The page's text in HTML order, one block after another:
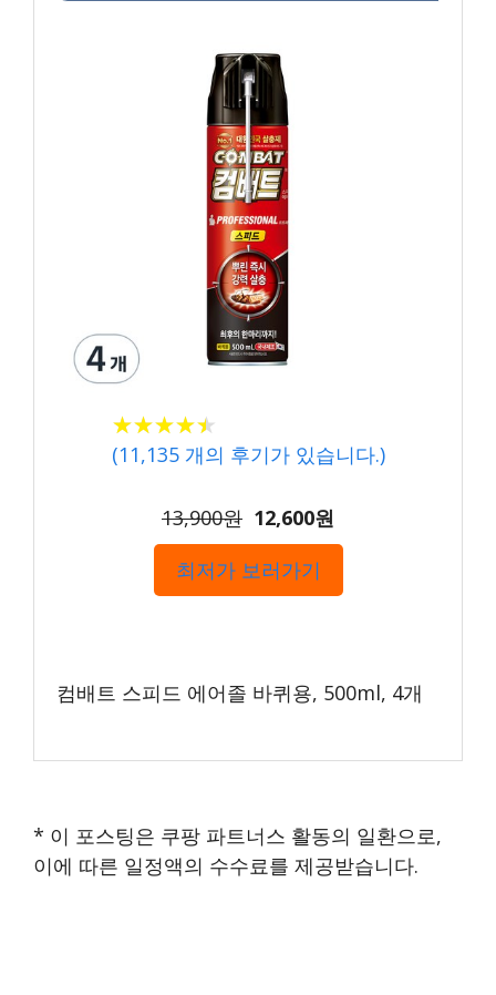
★★★★★
★★★★★
(11,135개의 후기가 있습니다.)
13,900원 12,600원
최저가 보러가기
컴배트 스피드 에어졸 바퀴용, 500ml, 4개
* 이 포스팅은 쿠팡 파트너스 활동의 일환으로,
이에 따른 일정액의 수수료를 제공받습니다.